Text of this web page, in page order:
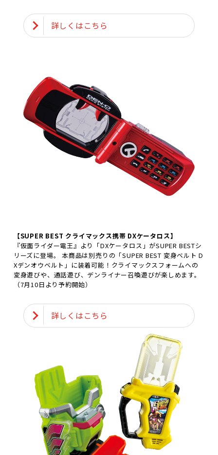
詳しくはこちら
【SUPER BEST クライマックス携帯 DXケータロス】
『仮面ライダー電王』より「DXケータロス」がSUPER BESTシ
リーズに登場。 本商品は別売りの「SUPER BEST 変身ベルト D
Xデンオウベルト」に装着可能！クライマックスフォームへの
変身遊びや、通話遊び、デンライナー召喚遊びが楽しめます。
（7月10日より予約開始）
詳しくはこちら